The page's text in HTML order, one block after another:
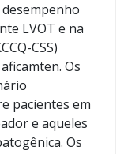
LVOT e na
CSS)
Os
pacientes em
e aqueles
Os